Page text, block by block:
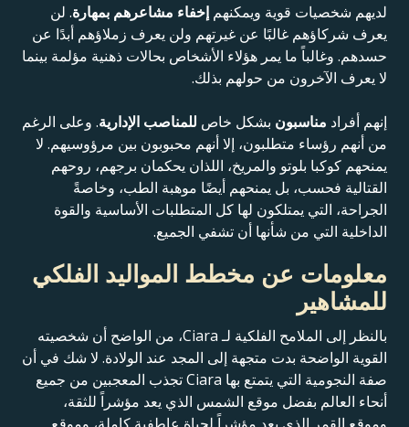
لديهم شخصيات قوية ويمكنهم إخفاء مشاعرهم بمهارة. لن
يعرف شركاؤهم غالبًا عن غيرتهم ولن يعرف زملاؤهم أبدًا عن
حسدهم. وغالباً ما يمر هؤلاء الأشخاص بحالات ذهنية مؤلمة بينما
لا يعرف الآخرون من حولهم بذلك.
إنهم أفراد مناسبون بشكل خاص للمناصب الإدارية. وعلى الرغم
من أنهم رؤساء متطلبون، إلا أنهم محبوبون بين مرؤوسيهم. لا
يمنحهم كوكبا بلوتو والمريخ، اللذان يحكمان برجهم، روحهم
القتالية فحسب، بل يمنحهم أيضًا موهبة الطب، وخاصةً
الجراحة، التي يمتلكون لها كل المتطلبات الأساسية والقوة
الداخلية التي من شأنها أن تشفي الجميع.
معلومات عن مخطط المواليد الفلكي
للمشاهير
بالنظر إلى الملامح الفلكية لـ Ciara، من الواضح أن شخصيته
القوية الواضحة بدت متجهة إلى المجد عند الولادة. لا شك في أن
صفة النجومية التي يتمتع بها Ciara تجذب المعجبين من جميع
أنحاء العالم بفضل موقع الشمس الذي يعد مؤشراً للثقة،